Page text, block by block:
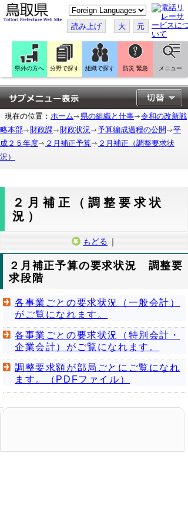
こ
の
ペ
ー
ジ
翻
訳
す
る
読み上げ 大 元
県外の方へ 分野で探す 組織で探す 防災 緊急 メニュー
現在の位置： ホーム 県の組織と仕事
令和の改新戦
略本部
財政課 財政状況 予算編成過程の公開
平
成２５年度
２月補正予算
２月補正（調整要求状
況）
２月補正（調整要求状
況）
もどる ｜
２月補正予算の要求状況 調整要
求段階
各事業ごとの要求状況（一般会計）
がご覧になれます。
各事業ごとの要求状況（特別会計・
企業会計）がご覧になれます。
調整要求額が部局ごとにご覧になれ
ます。（PDFファイル）